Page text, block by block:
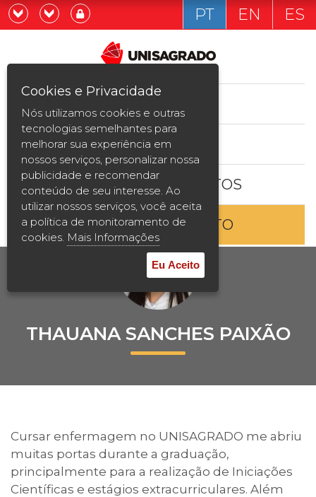
Graduação
Pós-graduação e MBA
Curta Duração
Vestibular
2ª Graduação
Transferência
Reingresso
Prouni
Contatos
Calendário acadêmico
Já sou estudande
Quero ser estudante
PT EN ES
ESTUDE AQUI
BOLSAS E DESCONTOS
ENTRE EM CONTATO
THAUANA SANCHES PAIXÃO
Cursar enfermagem no UNISAGRADO me abriu
muitas portas durante a graduação,
principalmente para a realização de Iniciações
Científicas e estágios extracurriculares. Além
Cookies e Privacidade
Nós utilizamos cookies e outras
tecnologias semelhantes para
melhorar sua experiência em
nossos serviços, personalizar nossa
publicidade e recomendar
conteúdo de seu interesse. Ao
utilizar nossos serviços, você aceita
a política de monitoramento de
cookies. Mais Informações
Eu Aceito